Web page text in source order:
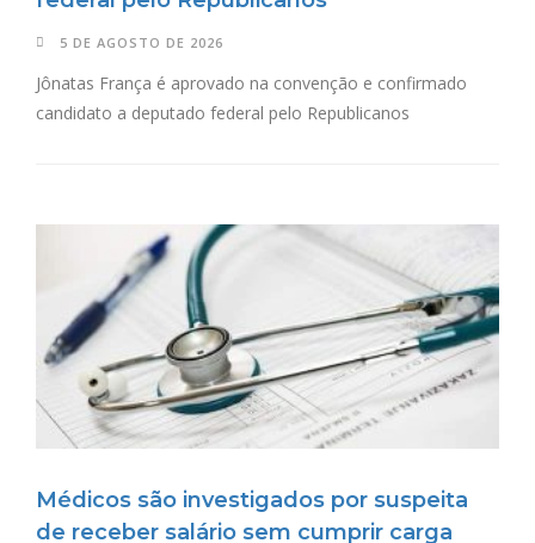
5 DE AGOSTO DE 2026
Jônatas França é aprovado na convenção e confirmado
candidato a deputado federal pelo Republicanos
Médicos são investigados por suspeita
de receber salário sem cumprir carga